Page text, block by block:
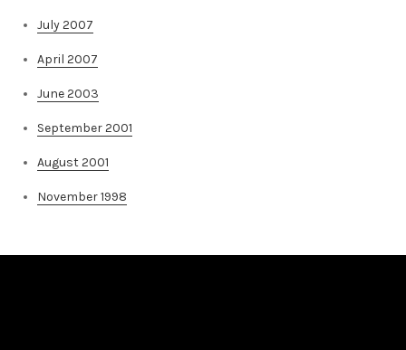
July 2007
April 2007
June 2003
September 2001
August 2001
November 1998